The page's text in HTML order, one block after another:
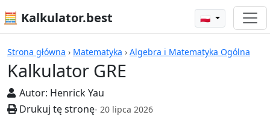
🧮 Kalkulator.best 🇵🇱
Strona główna › Matematyka › Algebra i Matematyka Ogólna
Kalkulator GRE
Autor: Henrick Yau
Drukuj tę stronę- 20 lipca 2026
Kalkulatory